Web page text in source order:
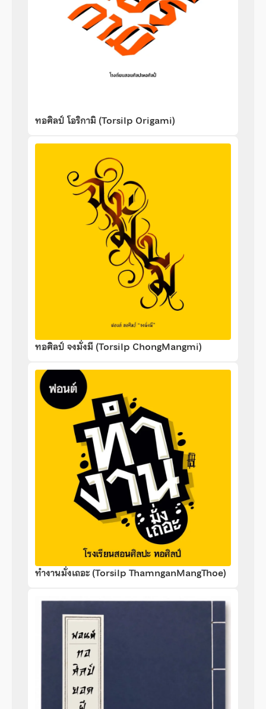
ทอศิลป์ โอริกามิ (Torsilp Origami)
ทอศิลป์ จงมั่งมี (Torsilp ChongMangmi)
ทำงานมั่งเถอะ (Torsilp ThamnganMangThoe)